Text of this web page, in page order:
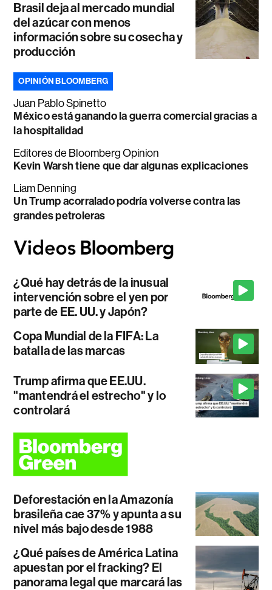
Brasil deja al mercado mundial
del azúcar con menos
información sobre su cosecha y
producción
OPINIÓN BLOOMBERG
Juan Pablo Spinetto
México está ganando la guerra comercial gracias a
la hospitalidad
Editores de Bloomberg Opinion
Kevin Warsh tiene que dar algunas explicaciones
Liam Denning
Un Trump acorralado podría volverse contra las
grandes petroleras
¿Qué hay detrás de la inusual
intervención sobre el yen por
parte de EE. UU. y Japón?
Copa Mundial de la FIFA: La
batalla de las marcas
Trump afirma que EE.UU.
"mantendrá el estrecho" y lo
controlará
Deforestación en la Amazonía
brasileña cae 37% y apunta a su
nivel más bajo desde 1988
¿Qué países de América Latina
apuestan por el fracking? El
panorama legal que marcará las